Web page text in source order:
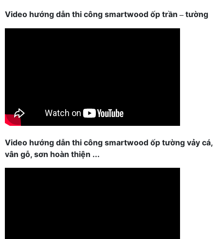
Video hướng dẫn thi công smartwood ốp trần–tường
Video hướng dẫn thi công smartwood ốp tường vảy cá,
vân gỗ, sơn hoàn thiện ...